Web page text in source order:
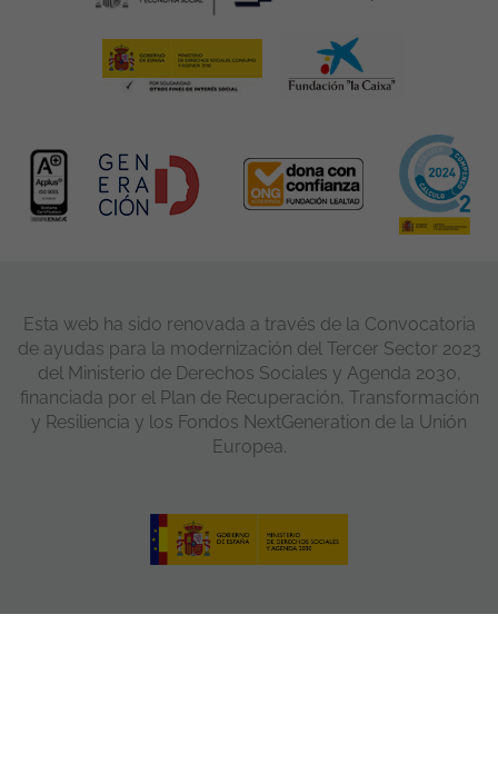
Esta web ha sido renovada a través de la Convocatoria
de ayudas para la modernización del Tercer Sector 2023
del Ministerio de Derechos Sociales y Agenda 2030,
financiada por el Plan de Recuperación, Transformación
y Resiliencia y los Fondos NextGeneration de la Unión
Europea.